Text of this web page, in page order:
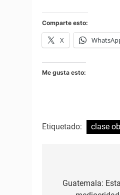
Comparte esto:
X
Me gusta esto:
Etiquetado: clase
deGuatemala: